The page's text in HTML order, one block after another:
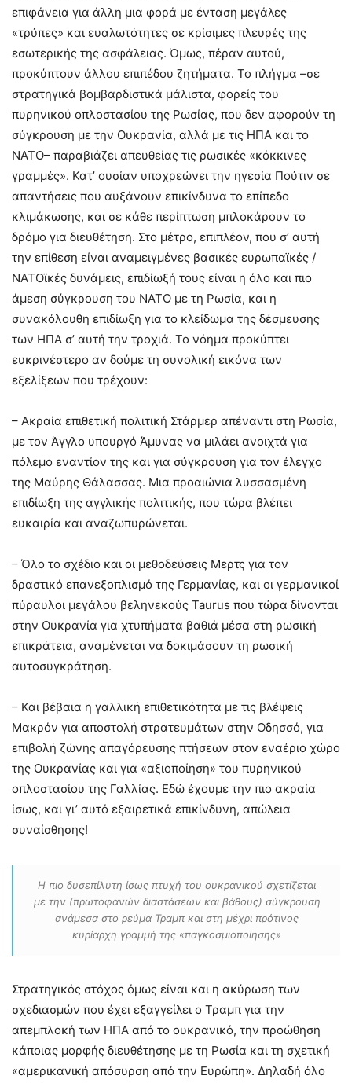
επιφάνεια για άλλη μια φορά με ένταση μεγάλες
«τρύπες» και ευαλωτότητες σε κρίσιμες πλευρές της
εσωτερικής της ασφάλειας. Όμως, πέραν αυτού,
προκύπτουν άλλου επιπέδου ζητήματα. Το πλήγμα –σε
στρατηγικά βομβαρδιστικά μάλιστα, φορείς του
πυρηνικού οπλοστασίου της Ρωσίας, που δεν αφορούν τη
σύγκρουση με την Ουκρανία, αλλά με τις ΗΠΑ και το
ΝΑΤΟ– παραβιάζει απευθείας τις ρωσικές «κόκκινες
γραμμές». Κατ’ ουσίαν υποχρεώνει την ηγεσία Πούτιν σε
απαντήσεις που αυξάνουν επικίνδυνα το επίπεδο
κλιμάκωσης, και σε κάθε περίπτωση μπλοκάρουν το
δρόμο για διευθέτηση. Στο μέτρο, επιπλέον, που σ’ αυτή
την επίθεση είναι αναμειγμένες βασικές ευρωπαϊκές /
ΝΑΤΟϊκές δυνάμεις, επιδίωξή τους είναι η όλο και πιο
άμεση σύγκρουση του ΝΑΤΟ με τη Ρωσία, και η
συνακόλουθη επιδίωξη για το κλείδωμα της δέσμευσης
των ΗΠΑ σ’ αυτή την τροχιά. Το νόημα προκύπτει
ευκρινέστερο αν δούμε τη συνολική εικόνα των
εξελίξεων που τρέχουν:
– Ακραία επιθετική πολιτική Στάρμερ απέναντι στη Ρωσία,
με τον Άγγλο υπουργό Άμυνας να μιλάει ανοιχτά για
πόλεμο εναντίον της και για σύγκρουση για τον έλεγχο
της Μαύρης Θάλασσας. Μια προαιώνια λυσσασμένη
επιδίωξη της αγγλικής πολιτικής, που τώρα βλέπει
ευκαιρία και αναζωπυρώνεται.
– Όλο το σχέδιο και οι μεθοδεύσεις Μερτς για τον
δραστικό επανεξοπλισμό της Γερμανίας, και οι γερμανικοί
πύραυλοι μεγάλου βεληνεκούς Taurus που τώρα δίνονται
στην Ουκρανία για χτυπήματα βαθιά μέσα στη ρωσική
επικράτεια, αναμένεται να δοκιμάσουν τη ρωσική
αυτοσυγκράτηση.
– Και βέβαια η γαλλική επιθετικότητα με τις βλέψεις
Μακρόν για αποστολή στρατευμάτων στην Οδησσό, για
επιβολή ζώνης απαγόρευσης πτήσεων στον εναέριο χώρο
της Ουκρανίας και για «αξιοποίηση» του πυρηνικού
οπλοστασίου της Γαλλίας. Εδώ έχουμε την πιο ακραία
ίσως, και γι’ αυτό εξαιρετικά επικίνδυνη, απώλεια
συναίσθησης!
Η πιο δυσεπίλυτη ίσως πτυχή του ουκρανικού σχετίζεται
με την (πρωτοφανών διαστάσεων και βάθους) σύγκρουση
ανάμεσα στο ρεύμα Τραμπ και στη μέχρι πρότινος
κυρίαρχη γραμμή της «παγκοσμιοποίησης»
Στρατηγικός στόχος όμως είναι και η ακύρωση των
σχεδιασμών που έχει εξαγγείλει ο Τραμπ για την
απεμπλοκή των ΗΠΑ από το ουκρανικό, την προώθηση
κάποιας μορφής διευθέτησης με τη Ρωσία και τη σχετική
«αμερικανική απόσυρση από την Ευρώπη». Δηλαδή όλο